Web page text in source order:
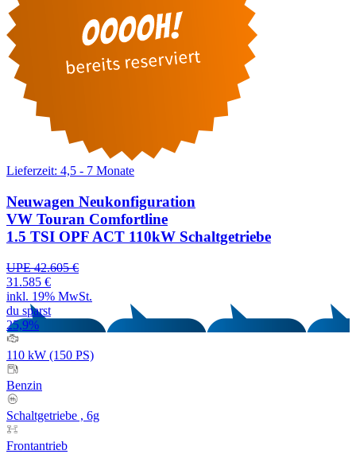
Lieferzeit: 4,5 - 7 Monate
Neuwagen Neukonfiguration
VW Touran Comfortline
1.5 TSI OPF ACT 110kW Schaltgetriebe
UPE 42.605 €
31.585 €
inkl. 19% MwSt.
du sparst
25,9%
110 kW (150 PS)
Benzin
Schaltgetriebe , 6g
Frontantrieb